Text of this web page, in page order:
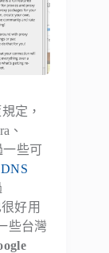
定，
、
一些可
好用
些台灣